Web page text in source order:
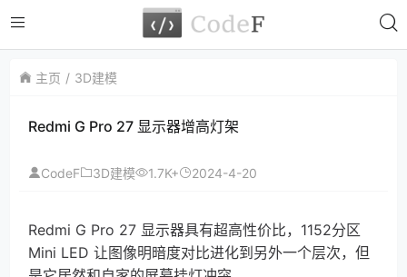
主页 3D建模
Redmi G Pro 27 显示器增高灯架
CodeF 3D建模 1.7K+ 2024-4-20
Redmi G Pro 27 显示器具有超高性价比，1152分区
Mini LED 让图像明暗度对比进化到另外一个层次，但